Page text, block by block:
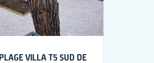
VILLA T5 SUD DE